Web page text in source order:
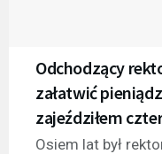
Odchodzący
załatwić
zajeździłem
Osiem lat był